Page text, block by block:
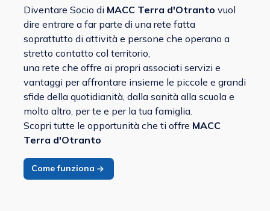
Diventare Socio di MACC Terra d'Otranto vuol
dire entrare a far parte di una rete fatta
soprattutto di attività e persone che operano a
stretto contatto col territorio,
una rete che offre ai propri associati servizi e
vantaggi per affrontare insieme le piccole e grandi
sfide della quotidianità, dalla sanità alla scuola e
molto altro, per te e per la tua famiglia.
Scopri tutte le opportunità che ti offre MACC
Terra d'Otranto
Come funziona